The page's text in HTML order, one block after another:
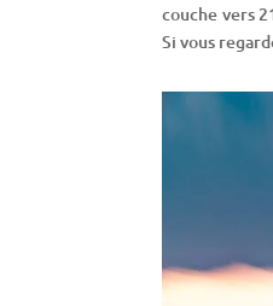
couche vers
Si vous